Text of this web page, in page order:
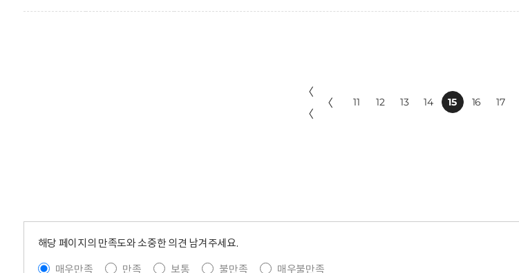
〈
〈
〈 11 12 13 14 15 16 17
해당 페이지의 만족도와 소중한 의견 남겨주세요.
매우만족
만족 보통 불만족
매우불만족